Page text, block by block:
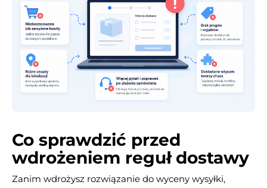
Co sprawdzić przed
wdrożeniem reguł dostawy
Zanim wdrożysz rozwiązanie do wyceny wysyłki,